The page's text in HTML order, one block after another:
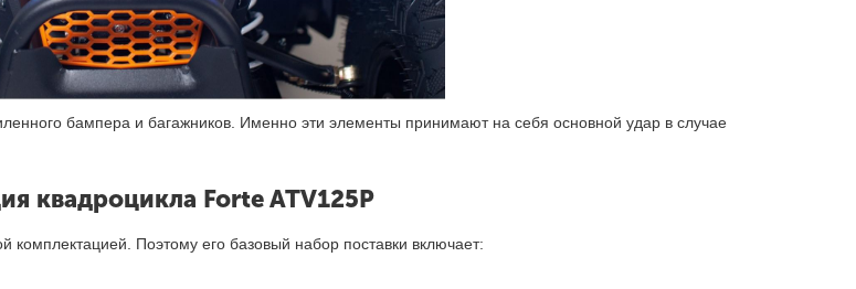
бампера и багажников. Именно эти элементы принимают на себя основной удар в случае
квадроцикла Forte ATV125P
Поэтому его базовый набор поставки включает: